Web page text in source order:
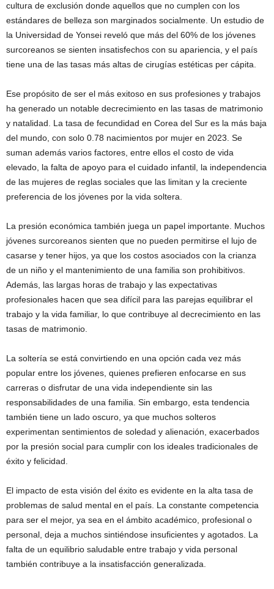
cultura de exclusión donde aquellos que no cumplen con los
estándares de belleza son marginados socialmente. Un estudio de
la Universidad de Yonsei reveló que más del 60% de los jóvenes
surcoreanos se sienten insatisfechos con su apariencia, y el país
tiene una de las tasas más altas de cirugías estéticas per cápita.
Ese propósito de ser el más exitoso en sus profesiones y trabajos
ha generado un notable decrecimiento en las tasas de matrimonio
y natalidad. La tasa de fecundidad en Corea del Sur es la más baja
del mundo, con solo 0.78 nacimientos por mujer en 2023. Se
suman además varios factores, entre ellos el costo de vida
elevado, la falta de apoyo para el cuidado infantil, la independencia
de las mujeres de reglas sociales que las limitan y la creciente
preferencia de los jóvenes por la vida soltera.
La presión económica también juega un papel importante. Muchos
jóvenes surcoreanos sienten que no pueden permitirse el lujo de
casarse y tener hijos, ya que los costos asociados con la crianza
de un niño y el mantenimiento de una familia son prohibitivos.
Además, las largas horas de trabajo y las expectativas
profesionales hacen que sea difícil para las parejas equilibrar el
trabajo y la vida familiar, lo que contribuye al decrecimiento en las
tasas de matrimonio.
La soltería se está convirtiendo en una opción cada vez más
popular entre los jóvenes, quienes prefieren enfocarse en sus
carreras o disfrutar de una vida independiente sin las
responsabilidades de una familia. Sin embargo, esta tendencia
también tiene un lado oscuro, ya que muchos solteros
experimentan sentimientos de soledad y alienación, exacerbados
por la presión social para cumplir con los ideales tradicionales de
éxito y felicidad.
El impacto de esta visión del éxito es evidente en la alta tasa de
problemas de salud mental en el país. La constante competencia
para ser el mejor, ya sea en el ámbito académico, profesional o
personal, deja a muchos sintiéndose insuficientes y agotados. La
falta de un equilibrio saludable entre trabajo y vida personal
también contribuye a la insatisfacción generalizada.